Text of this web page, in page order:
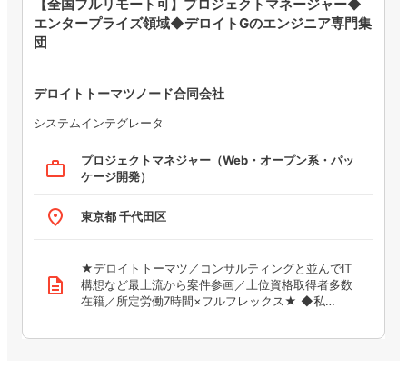
【全国フルリモート可】プロジェクトマネージャー◆
エンタープライズ領域◆デロイトGのエンジニア専門集
団
デロイトトーマツノード合同会社
システムインテグレータ
work_outline
プロジェクトマネジャー（Web・オープン系・パッ
ケージ開発）
place 東京都 千代田区
description
★デロイトトーマツ／コンサルティングと並んでIT
構想など最上流から案件参画／上位資格取得者多数
在籍／所定労働7時間×フルフレックス★ ◆私…